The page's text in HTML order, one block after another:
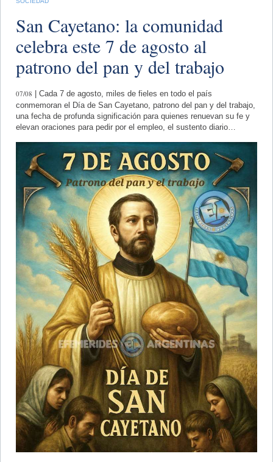
San Cayetano: la comunidad
celebra este 7 de agosto al
patrono del pan y del trabajo
07/08 | Cada 7 de agosto, miles de fieles en todo el país
conmemoran el Día de San Cayetano, patrono del pan y del trabajo,
una fecha de profunda significación para quienes renuevan su fe y
elevan oraciones para pedir por el empleo, el sustento diario…